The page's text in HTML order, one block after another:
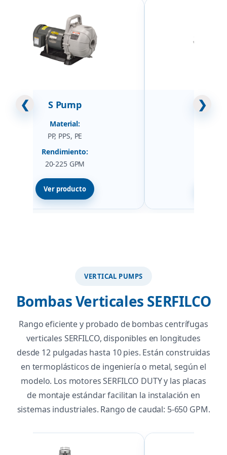
❮ S Pump
Material:
PP, PPS, PE
Rendimiento:
20-225 GPM
Ver producto
HF
❯
VERTICAL PUMPS
Bombas Verticales SERFILCO
Rango eficiente y probado de bombas centrífugas
verticales SERFILCO, disponibles en longitudes
desde 12 pulgadas hasta 10 pies. Están construidas
en termoplásticos de ingeniería o metal, según el
modelo. Los motores SERFILCO DUTY y las placas
de montaje estándar facilitan la instalación en
sistemas industriales. Rango de caudal: 5-650 GPM.